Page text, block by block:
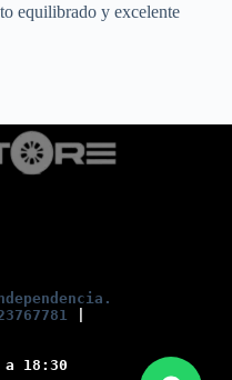
equilibrado y excelente
a 18:30